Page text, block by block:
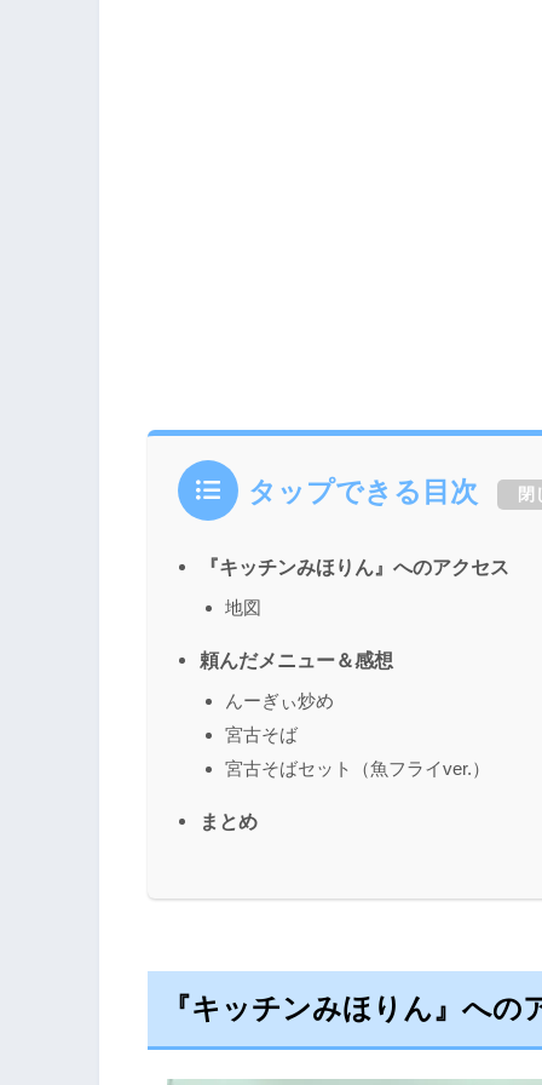
タップできる目次 閉
『キッチンみほりん』へのアクセス
地図
頼んだメニュー＆感想
んーぎぃ炒め
宮古そば
宮古そばセット（魚フライver.）
まとめ
『キッチンみほりん』への